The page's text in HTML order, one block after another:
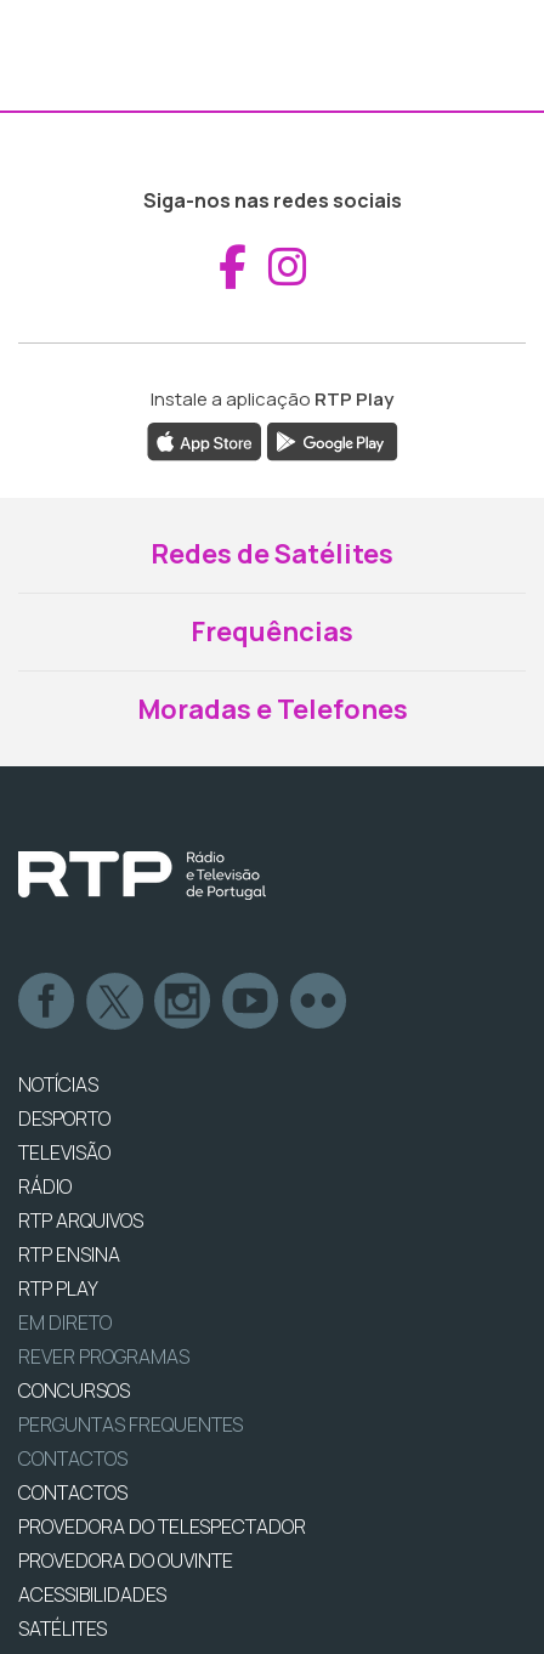
Siga-nos nas redes sociais
Aceder ao
Instale a aplicação RTP Play
Redes de Satélites
Frequências
Moradas e Telefones
NOTÍCIAS
DESPORTO
TELEVISÃO
RÁDIO
RTP ARQUIVOS
RTP ENSINA
RTP PLAY
EM DIRETO
REVER PROGRAMAS
CONCURSOS
PERGUNTAS FREQUENTES
CONTACTOS
CONTACTOS
PROVEDORA DO TELESPECTADOR
PROVEDORA DO OUVINTE
ACESSIBILIDADES
SATÉLITES